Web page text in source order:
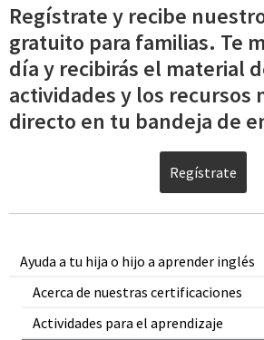
Ayuda a tu hija o hijo a aprender inglés
Acerca de nuestras certificaciones
Actividades para el aprendizaje
Regístrate y recibe
gratuito para familias. Te
día y recibirás el material
actividades y los recursos
directo en tu bandeja de
Regístrate